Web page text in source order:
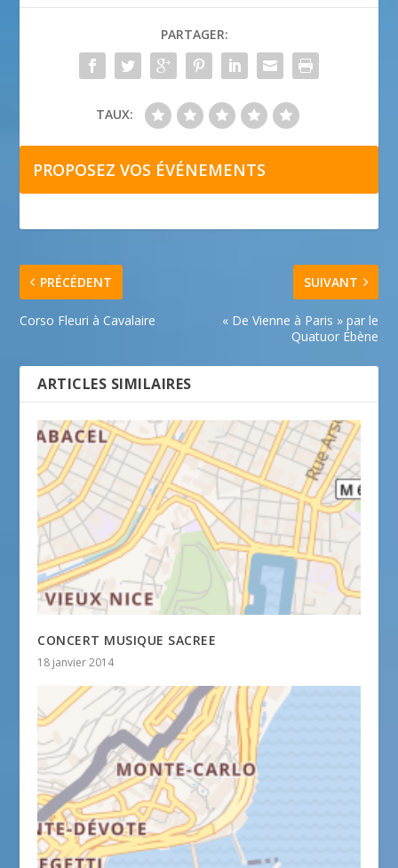
PARTAGER:
TAUX:
PROPOSEZ VOS ÉVÉNEMENTS
PRÉCÉDENT
Corso Fleuri à Cavalaire
SUIVANT
« De Vienne à Paris » par le
Quatuor Ébène
ARTICLES SIMILAIRES
CONCERT MUSIQUE SACREE
18 janvier 2014